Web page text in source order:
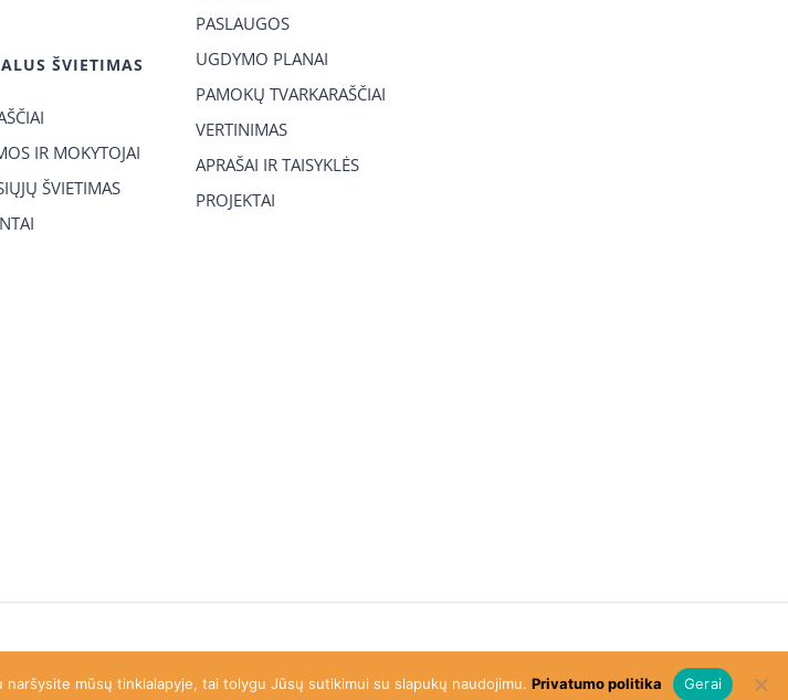
ŠVIETIMAS
IR MOKYTOJAI
ŠVIETIMAS
PASLAUGOS
UGDYMO PLANAI
PAMOKŲ TVARKARAŠČIAI
VERTINIMAS
APRAŠAI IR TAISYKLĖS
PROJEKTAI
mūsų tinklalapyje, tai tolygu Jūsų sutikimui su slapukų naudojimu. Privatumo politika Gerai